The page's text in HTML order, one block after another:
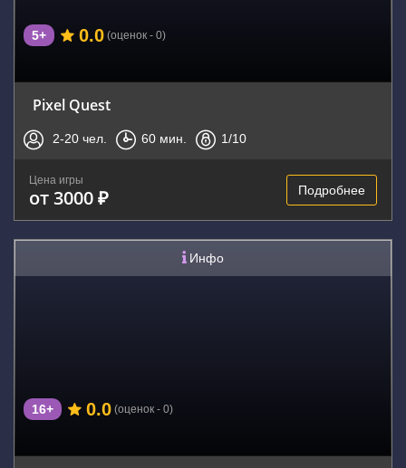
5+ 0.0 (оценок - 0)
Pixel Quest
2-20 чел. 60 мин. 1/10
Цена игры
от 3000 ₽ Подробнее
Инфо
16+ 0.0 (оценок - 0)